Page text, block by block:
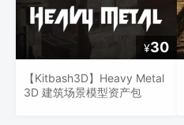
¥30
【Kitbash3D】Heavy Metal
3D 建筑场景模型资产包